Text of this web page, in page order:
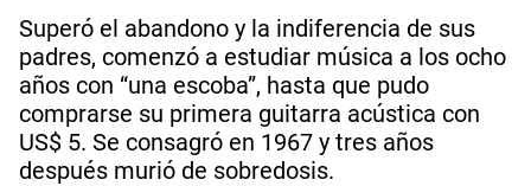
Superó el abandono y la indiferencia de sus
padres, comenzó a estudiar música a los ocho
años con “una escoba”, hasta que pudo
comprarse su primera guitarra acústica con
US$ 5. Se consagró en 1967 y tres años
después murió de sobredosis.